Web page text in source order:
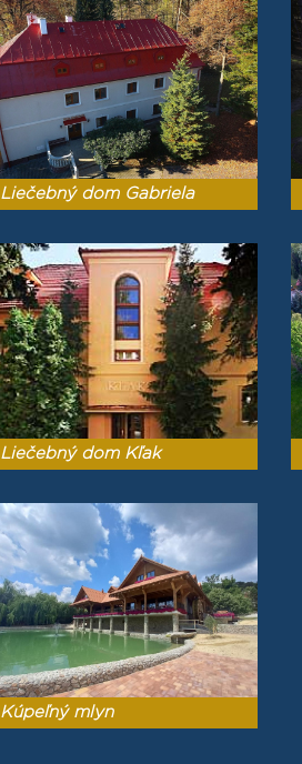
Liečebný dom Gabriela
Liečebný dom Kľak
Kúpeľný mlyn